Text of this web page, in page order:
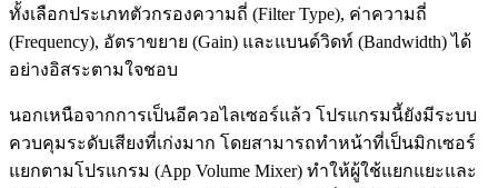
ทั้งเลือกประเภทตัวกรองความถี่ (Filter Type), ค่าความถี่
(Frequency), อัตราขยาย (Gain) และแบนด์วิดท์ (Bandwidth) ได้
อย่างอิสระตามใจชอบ
นอกเหนือจากการเป็นอีควอไลเซอร์แล้ว โปรแกรมนี้ยังมีระบบ
ควบคุมระดับเสียงที่เก่งมาก โดยสามารถทำหน้าที่เป็นมิกเซอร์
แยกตามโปรแกรม (App Volume Mixer) ทำให้ผู้ใช้แยกแยะและ